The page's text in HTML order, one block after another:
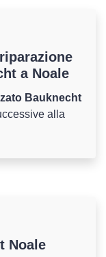
a Noale
Bauknecht
alla
Noale